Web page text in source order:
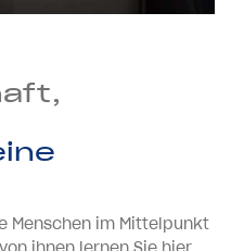
Menschen im Mittelpunkt